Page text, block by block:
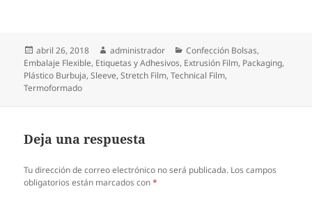
Publicado
el
abril 26, 2018 Autor
administrador Categorías
Confección Bolsas,
Embalaje Flexible, Etiquetas y Adhesivos, Extrusión Film, Packaging,
Plástico Burbuja,Sleeve,Stretch Film,Technical Film,
Termoformado
Deja una respuesta
Tu dirección de correo electrónico no será publicada. Los campos
obligatorios están marcados con*